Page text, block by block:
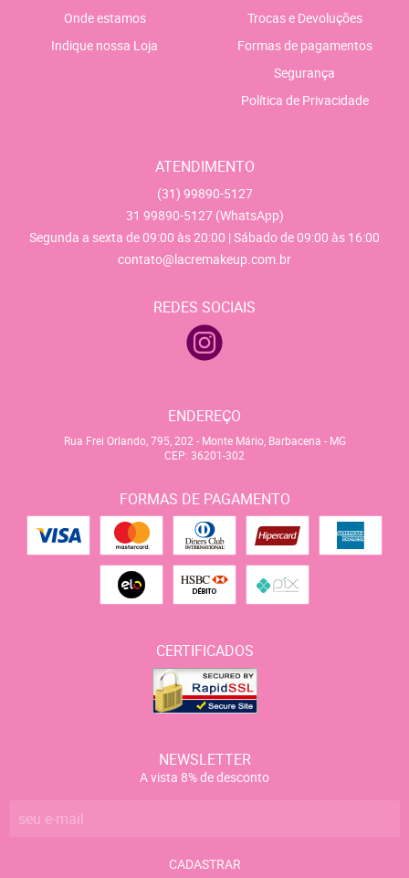
Onde estamos
Indique nossa Loja
Trocas e Devoluções
Formas de pagamentos
Segurança
Política de Privacidade
ATENDIMENTO
(31) 99890-5127
31 99890-5127 (WhatsApp)
Segunda a sexta de 09:00 às 20:00 | Sábado de 09:00 às 16:00
contato@lacremakeup.com.br
REDES SOCIAIS
ENDEREÇO
Rua Frei Orlando, 795, 202 - Monte Mário, Barbacena - MG
CEP: 36201-302
FORMAS DE PAGAMENTO
CERTIFICADOS
NEWSLETTER
A vista 8% de desconto
CADASTRAR